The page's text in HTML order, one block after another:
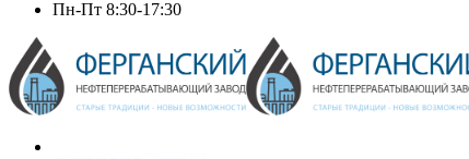
Пн-Пт 8:30-17:30